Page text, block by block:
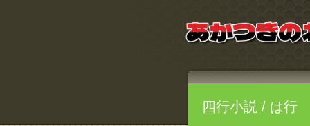
四行小説 / は行